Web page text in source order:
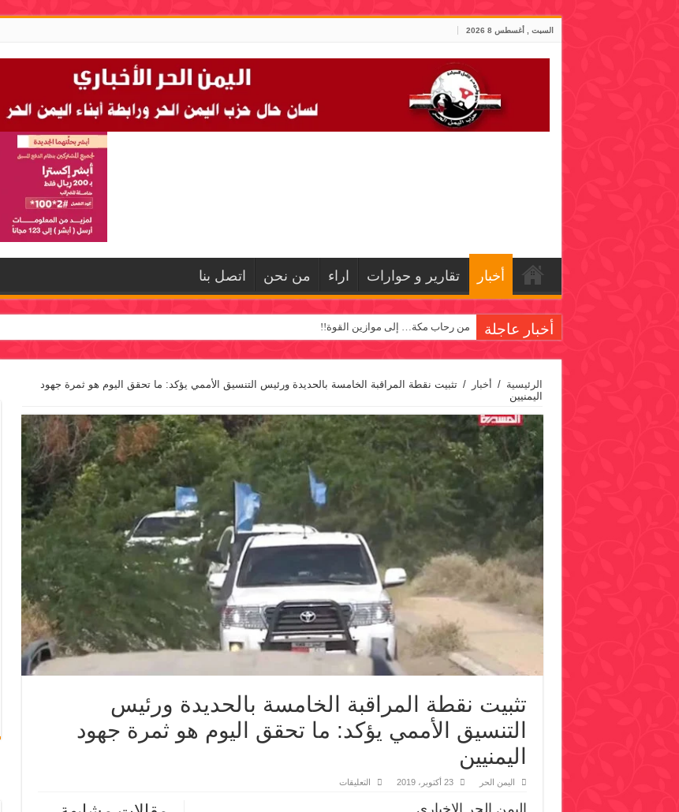
السبت , أغسطس 8 2026
أخبار تقارير و حوارات اراء من نحن اتصل بنا
أخبار عاجلة من رحاب مكة… إلى موازين القوة!!
الرئيسية / أخبار / تثبيت نقطة المراقبة الخامسة بالحديدة ورئيس التنسيق الأممي يؤكد: ما تحقق اليوم هو ثمرة جهود
اليمنيين
تثبيت نقطة المراقبة الخامسة بالحديدة ورئيس
التنسيق الأممي يؤكد: ما تحقق اليوم هو ثمرة جهود
اليمنيين
اليمن الحر 23 أكتوبر، 2019 التعليقات